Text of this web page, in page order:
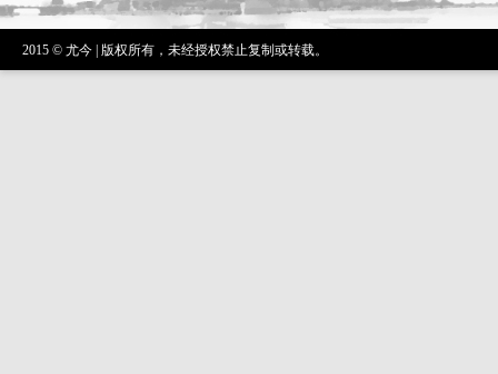
2015 © 尤今 | 版权所有，未经授权禁止复制或转载。